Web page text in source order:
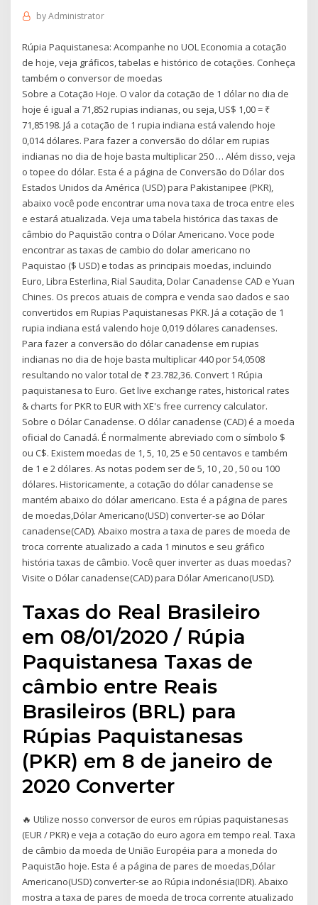
byAdministrator
Rúpia Paquistanesa: Acompanhe no UOL Economia a cotação
de hoje, veja gráficos, tabelas e histórico de cotações. Conheça
também o conversor de moedas
Sobre a Cotação Hoje. O valor da cotação de 1 dólar no dia de
hoje é igual a 71,852 rupias indianas, ou seja, US$ 1,00 = ₹
71,85198. Já a cotação de 1 rupia indiana está valendo hoje
0,014 dólares. Para fazer a conversão do dólar em rupias
indianas no dia de hoje basta multiplicar 250 … Além disso, veja
o topee do dólar. Esta é a página de Conversão do Dólar dos
Estados Unidos da América (USD) para Pakistanipee (PKR),
abaixo você pode encontrar uma nova taxa de troca entre eles
e estará atualizada. Veja uma tabela histórica das taxas de
câmbio do Paquistão contra o Dólar Americano. Voce pode
encontrar as taxas de cambio do dolar americano no
Paquistao ($ USD) e todas as principais moedas, incluindo
Euro, Libra Esterlina, Rial Saudita, Dolar Canadense CAD e Yuan
Chines. Os precos atuais de compra e venda sao dados e sao
convertidos em Rupias Paquistanesas PKR. Já a cotação de 1
rupia indiana está valendo hoje 0,019 dólares canadenses.
Para fazer a conversão do dólar canadense em rupias
indianas no dia de hoje basta multiplicar 440 por 54,0508
resultando no valor total de ₹ 23.782,36. Convert 1 Rúpia
paquistanesa to Euro. Get live exchange rates, historical rates
& charts for PKR to EUR with XE's free currency calculator.
Sobre o Dólar Canadense. O dólar canadense (CAD) é a moeda
oficial do Canadá. É normalmente abreviado com o símbolo $
ou C$. Existem moedas de 1, 5, 10, 25 e 50 centavos e também
de 1 e 2 dólares. As notas podem ser de 5, 10 , 20 , 50 ou 100
dólares. Historicamente, a cotação do dólar canadense se
mantém abaixo do dólar americano. Esta é a página de pares
de moedas,Dólar Americano(USD) converter-se ao Dólar
canadense(CAD). Abaixo mostra a taxa de pares de moeda de
troca corrente atualizado a cada 1 minutos e seu gráfico
história taxas de câmbio. Você quer inverter as duas moedas?
Visite o Dólar canadense(CAD) para Dólar Americano(USD).
Taxas do Real Brasileiro
em 08/01/2020 / Rúpia
Paquistanesa Taxas de
câmbio entre Reais
Brasileiros (BRL) para
Rúpias Paquistanesas
(PKR) em 8 de janeiro de
2020 Converter
🔥 Utilize nosso conversor de euros em rúpias paquistanesas
(EUR / PKR) e veja a cotação do euro agora em tempo real. Taxa
de câmbio da moeda de União Européia para a moneda do
Paquistão hoje. Esta é a página de pares de moedas,Dólar
Americano(USD) converter-se ao Rúpia indonésia(IDR). Abaixo
mostra a taxa de pares de moeda de troca corrente atualizado